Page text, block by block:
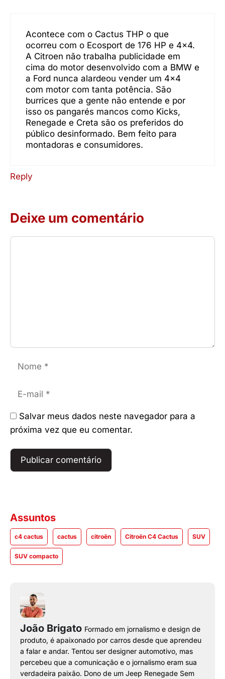
Acontece com o Cactus THP o que
ocorreu com o Ecosport de 176 HP e 4×4.
A Citroen não trabalha publicidade em
cima do motor desenvolvido com a BMW e
a Ford nunca alardeou vender um 4×4
com motor com tanta potência. São
burrices que a gente não entende e por
isso os pangarés mancos como Kicks,
Renegade e Creta são os preferidos do
público desinformado. Bem feito para
montadoras e consumidores.
Reply
Deixe um comentário
Comentário
Nome
E-
mail
Salvar meus dados neste navegador para a
próxima vez que eu comentar.
Assuntos
c4 cactus cactus citroën Citroën C4 Cactus SUV
SUV compacto
João Brigato Formado em jornalismo e design de
produto, é apaixonado por carros desde que aprendeu
a falar e andar. Tentou ser designer automotivo, mas
percebeu que a comunicação e o jornalismo eram sua
verdadeira paixão. Dono de um Jeep Renegade Sem